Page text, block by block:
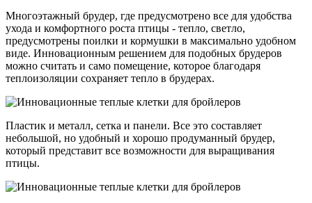
Многоэтажный брудер, где предусмотрено все для удобства
ухода и комфортного роста птицы - тепло, светло,
предусмотрены поилки и кормушки в максимально удобном
виде. Инновационным решением для подобных брудеров
можно считать и само помещение, которое благодаря
теплоизоляции сохраняет тепло в брудерах.
Пластик и металл, сетка и панели. Все это составляет
небольшой, но удобный и хорошо продуманный брудер,
который представит все возможности для выращивания
птицы.